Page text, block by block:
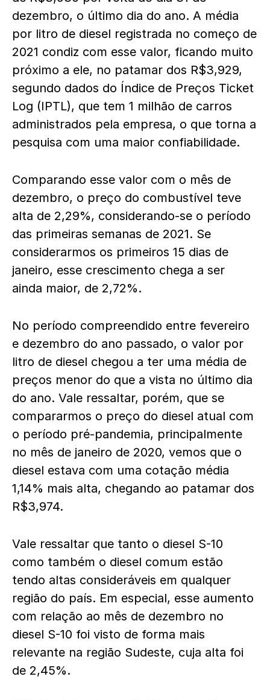
dezembro, o último dia do ano. A média
por litro de diesel registrada no começo de
2021 condiz com esse valor, ficando muito
próximo a ele, no patamar dos R$3,929,
segundo dados do Índice de Preços Ticket
Log (IPTL), que tem 1 milhão de carros
administrados pela empresa, o que torna a
pesquisa com uma maior confiabilidade.
Comparando esse valor com o mês de
dezembro, o preço do combustível teve
alta de 2,29%, considerando-se o período
das primeiras semanas de 2021. Se
considerarmos os primeiros 15 dias de
janeiro, esse crescimento chega a ser
ainda maior, de 2,72%.
No período compreendido entre fevereiro
e dezembro do ano passado, o valor por
litro de diesel chegou a ter uma média de
preços menor do que a vista no último dia
do ano. Vale ressaltar, porém, que se
compararmos o preço do diesel atual com
o período pré-pandemia, principalmente
no mês de janeiro de 2020, vemos que o
diesel estava com uma cotação média
1,14% mais alta, chegando ao patamar dos
R$3,974.
Vale ressaltar que tanto o diesel S-10
como também o diesel comum estão
tendo altas consideráveis em qualquer
região do país. Em especial, esse aumento
com relação ao mês de dezembro no
diesel S-10 foi visto de forma mais
relevante na região Sudeste, cuja alta foi
de 2,45%.